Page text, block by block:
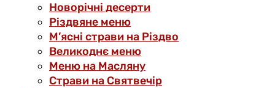
Новорічні десерти
Різдвяне меню
М’ясні страви на Різдво
Великоднє меню
Меню на Масляну
Страви на Святвечір